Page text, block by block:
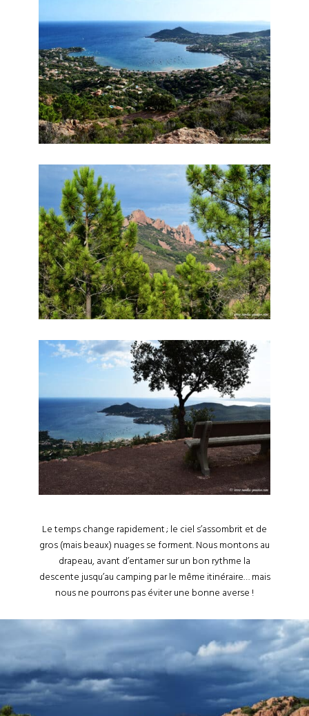
Le temps change rapidement ; le ciel s’assombrit et de
gros (mais beaux) nuages se forment. Nous montons au
drapeau, avant d’entamer sur un bon rythme la
descente jusqu’au camping par le même itinéraire… mais
nous ne pourrons pas éviter une bonne averse !